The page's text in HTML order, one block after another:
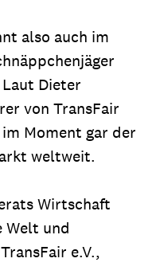
also auch im
Dieter
von TransFair
Moment gar der
weltweit.
Wirtschaft
Welt und
e.V.,